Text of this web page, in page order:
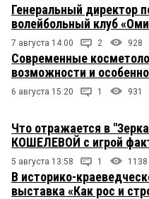
Генеральный директор
волейбольный клуб
7 августа 14:00 2 928
Современные
возможности и
6 августа 15:20 1 931
Что отражается в
КОШЕЛЕВОЙ с игрой
5 августа 13:58 1 1138
В историко-
выставка «Как рос и